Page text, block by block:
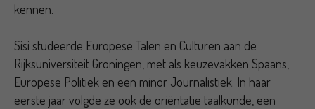
kennen.
Sisi studeerde Europese Talen en Culturen aan de
Rijksuniversiteit Groningen, met als keuzevakken Spaans,
Europese Politiek en een minor Journalistiek. In haar
eerste jaar volgde ze ook de oriëntatie taalkunde, een